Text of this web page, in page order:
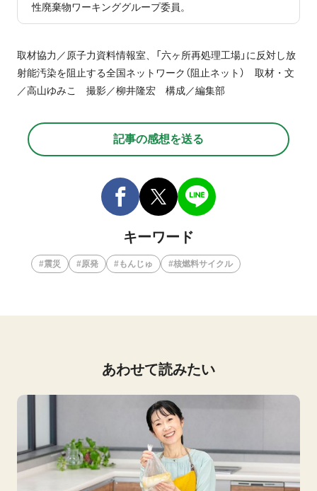
性廃棄物ワーキンググループ委員。
取材協力／原子力資料情報室、「六ヶ所再処理工場」に反対し放
射能汚染を阻止する全国ネットワーク（阻止ネット） 取材・文
／高山ゆみこ 撮影／柳井隆宏 構成／編集部
記事の感想を送る
キーワード
震災 原発 もんじゅ 核燃料サイクル
あわせて読みたい